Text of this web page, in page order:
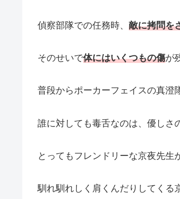
偵察部隊での任務時、 敵に拷問を
そのせいで体にはいくつもの傷が
普段からポーカーフェイスの真澄
誰に対しても毒舌なのは、優しさ
とってもフレンドリーな京夜先生
馴れ馴れしく肩くんだりしてくる